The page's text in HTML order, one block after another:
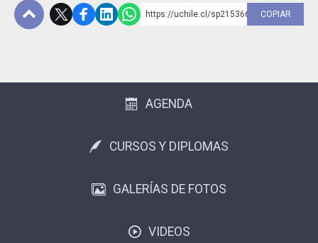
https://uchile.cl/sp215366 COPIAR
AGENDA
CURSOS Y DIPLOMAS
GALERÍAS DE FOTOS
VIDEOS